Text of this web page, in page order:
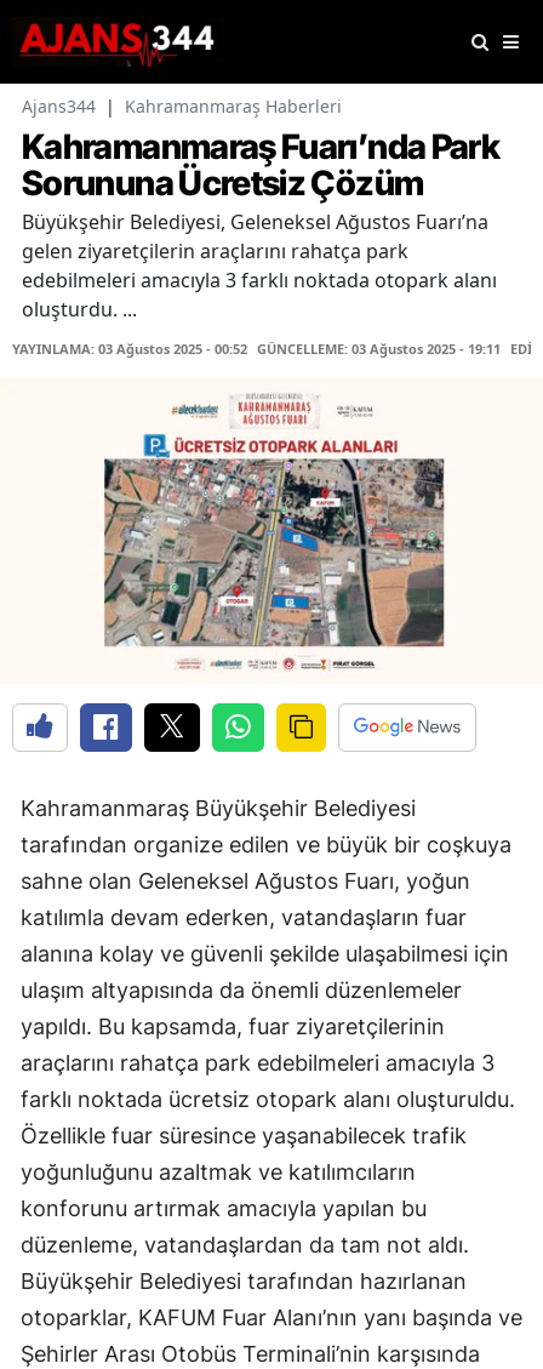
Ajans344 | Kahramanmaraş Haberleri
Kahramanmaraş Fuarı’nda Park
Sorununa Ücretsiz Çözüm
Büyükşehir Belediyesi, Geleneksel Ağustos Fuarı’na
gelen ziyaretçilerin araçlarını rahatça park
edebilmeleri amacıyla 3 farklı noktada otopark alanı
oluşturdu. ...
YAYINLAMA: 03 Ağustos 2025 - 00:52 GÜNCELLEME: 03 Ağustos 2025 - 19:11
Kahramanmaraş Büyükşehir Belediyesi
tarafından organize edilen ve büyük bir coşkuya
sahne olan Geleneksel Ağustos Fuarı, yoğun
katılımla devam ederken, vatandaşların fuar
alanına kolay ve güvenli şekilde ulaşabilmesi için
ulaşım altyapısında da önemli düzenlemeler
yapıldı. Bu kapsamda, fuar ziyaretçilerinin
araçlarını rahatça park edebilmeleri amacıyla 3
farklı noktada ücretsiz otopark alanı oluşturuldu.
Özellikle fuar süresince yaşanabilecek trafik
yoğunluğunu azaltmak ve katılımcıların
konforunu artırmak amacıyla yapılan bu
düzenleme, vatandaşlardan da tam not aldı.
Büyükşehir Belediyesi tarafından hazırlanan
otoparklar, KAFUM Fuar Alanı’nın yanı başında ve
Şehirler Arası Otobüs Terminali’nin karşısında